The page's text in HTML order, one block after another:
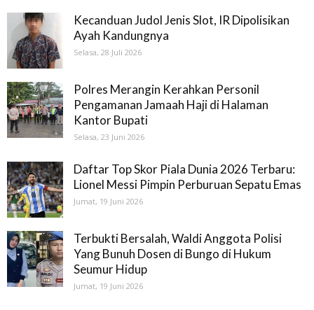
Kecanduan Judol Jenis Slot, IR Dipolisikan
Ayah Kandungnya
Selasa, 28 Juli 2026
Polres Merangin Kerahkan Personil
Pengamanan Jamaah Haji di Halaman
Kantor Bupati
Selasa, 23 Juni 2026
Daftar Top Skor Piala Dunia 2026 Terbaru:
Lionel Messi Pimpin Perburuan Sepatu Emas
Jumat, 19 Juni 2026
Terbukti Bersalah, Waldi Anggota Polisi
Yang Bunuh Dosen di Bungo di Hukum
Seumur Hidup
Jumat, 19 Juni 2026